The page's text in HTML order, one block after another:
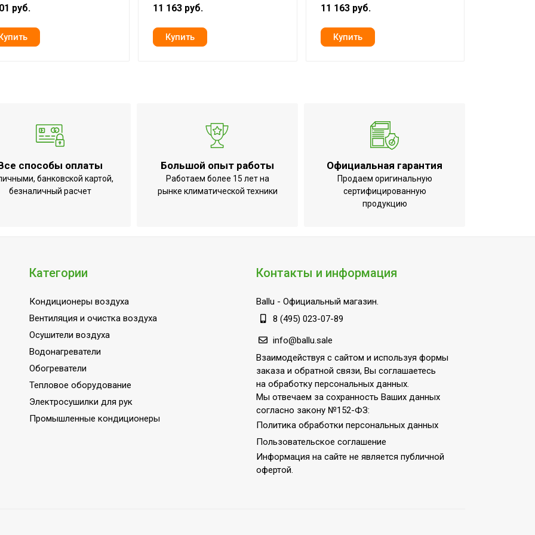
Да
13
7 лет
Да (при использовании терморегулятора)
Нет
Использование в помещении
или опрокидывании
Да (при использовании терморегулятора)
руб. 11 163 руб. 11 163 руб.
способы оплаты
банковской картой,
безналичный расчет
Большой опыт работы
Работаем более 15 лет на
рынке климатической техники
Официальная гарантия
Продаем оригинальную
сертифицированную
продукцию
Категории
Кондиционеры воздуха
Вентиляция и очистка воздуха
Осушители воздуха
Водонагреватели
Обогреватели
Тепловое оборудование
Электросушилки для рук
Промышленные кондиционеры
Контакты и информация
Ballu - Официальный магазин.
8 (495) 023-07-89
info@ballu.sale
Взаимодействуя с сайтом и используя формы
заказа и обратной связи, Вы соглашаетесь
на обработку персональных данных.
Мы отвечаем за сохранность Ваших данных
согласно закону №152-ФЗ:
Политика обработки персональных данных
Пользовательское соглашение
Информация на сайте не является публичной
офертой.